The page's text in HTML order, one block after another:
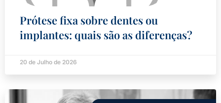
Prótese fixa sobre dentes ou
implantes: quais são as diferenças?
20 de Julho de 2026